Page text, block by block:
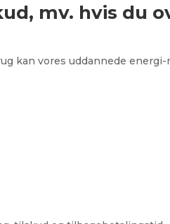
mv. hvis du
kan vores uddannede